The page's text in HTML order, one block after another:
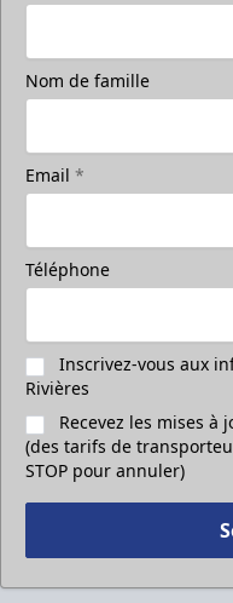
Nom de famille
Email *
Téléphone
Inscrivez-vous aux
Rivières
Recevez les mises à
(des tarifs de
STOP pour annuler)